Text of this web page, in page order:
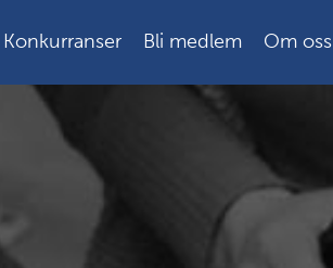
Konkurranser Bli medlem Om oss